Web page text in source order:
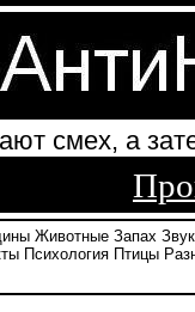
смех, а
Животные Запах Звук
Психология Птицы